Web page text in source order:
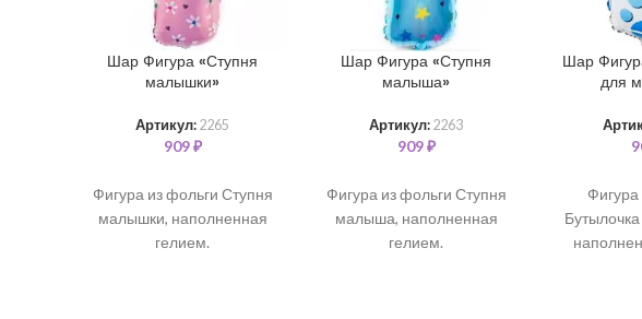
Шар Фигура «Ступня
малышки»
Артикул: 2265
909₽
Фигура из фольги Ступня
малышки, наполненная
гелием.
Шар Фигура «Ступня
малыша»
Артикул: 2263
909₽
Фигура из фольги Ступня
малыша, наполненная
гелием.
Шар
для
Фигура